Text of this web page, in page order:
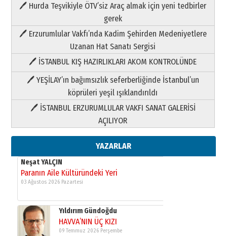
🖊 Hurda Teşvikiyle ÖTV’siz Araç almak için yeni tedbirler
gerek
🖊 Erzurumlular Vakfı’nda Kadim Şehirden Medeniyetlere
Uzanan Hat Sanatı Sergisi
🖊 İSTANBUL KIŞ HAZIRLIKLARI AKOM KONTROLÜNDE
🖊 YEŞİLAY’ın bağımsızlık seferberliğinde İstanbul’un
köprüleri yeşil ışıklandırıldı
🖊 İSTANBUL ERZURUMLULAR VAKFI SANAT GALERİSİ
AÇILIYOR
YAZARLAR
Paranın Aile Kültüründeki Yeri
03 Ağustos 2026 Pazartesi
Yıldırım Gündoğdu
HAVVA’NIN ÜÇ KIZI
09 Temmuz 2026 Perşembe
Yusuf POLAT
Şampiyonluk Sebahattin Şirin’e
11 Mayıs 2026 Pazartesi
Neşat YALÇIN
Paranın Aile Kültüründeki Yeri
03 Ağustos 2026 Pazartesi
Yıldırım Gündoğdu
HAVVA’NIN ÜÇ KIZI
09 Temmuz 2026 Perşembe